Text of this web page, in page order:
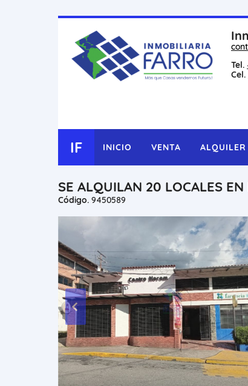
Tel.
Cel.
IF INICIO VENTA ALQUILER
SE ALQUILAN 20 LOCALES
Código. 9450589